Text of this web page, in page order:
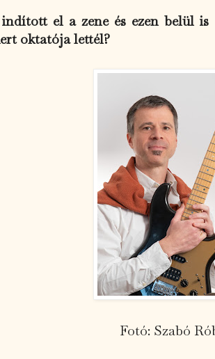
el a zene és ezen belül is
oktatója lettél?
Fotó: Szabó